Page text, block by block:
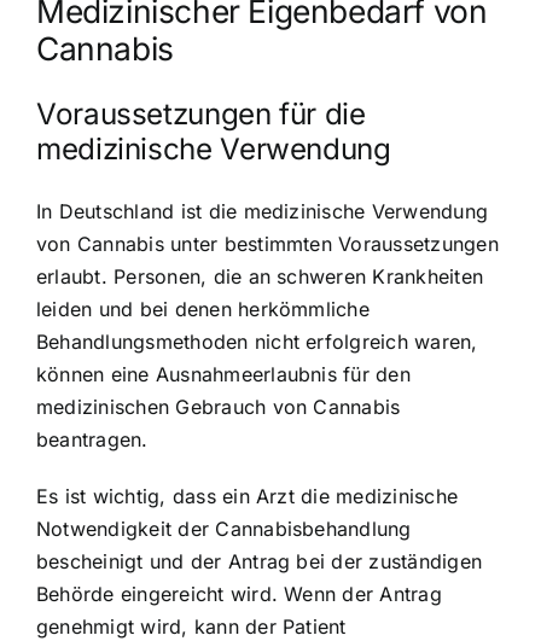
Medizinischer Eigenbedarf von
Cannabis
Voraussetzungen für die
medizinische Verwendung
In Deutschland ist die medizinische Verwendung
von Cannabisunter bestimmten Voraussetzungen
erlaubt. Personen, die an schweren Krankheiten
leiden und bei denen herkömmliche
Behandlungsmethoden nicht erfolgreich waren,
können eine Ausnahmeerlaubnis für den
medizinischen Gebrauch von Cannabis
beantragen.
Es ist wichtig, dass ein Arzt die medizinische
Notwendigkeit der Cannabisbehandlung
bescheinigt und der Antrag bei der zuständigen
Behörde eingereicht wird. Wenn der Antrag
genehmigt wird, kann der Patient